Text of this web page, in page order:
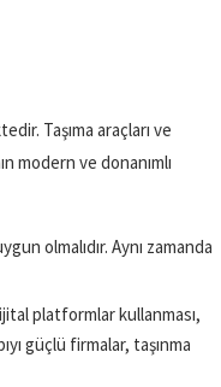
Taşıma araçları ve
modern ve donanımlı
olmalıdır. Aynı zamanda
platformlar kullanması,
güçlü firmalar, taşınma